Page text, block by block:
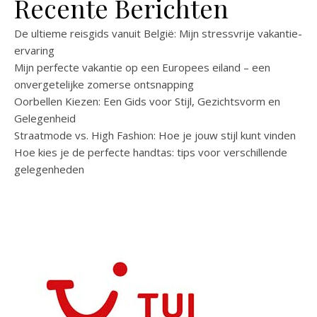
Recente Berichten
De ultieme reisgids vanuit België: Mijn stressvrije vakantie-
ervaring
Mijn perfecte vakantie op een Europees eiland – een
onvergetelijke zomerse ontsnapping
Oorbellen Kiezen: Een Gids voor Stijl, Gezichtsvorm en
Gelegenheid
Straatmode vs. High Fashion: Hoe je jouw stijl kunt vinden
Hoe kies je de perfecte handtas: tips voor verschillende
gelegenheden